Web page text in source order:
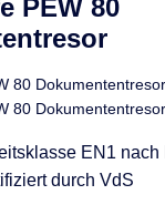
PEW 80
EN1 nach
durch VdS